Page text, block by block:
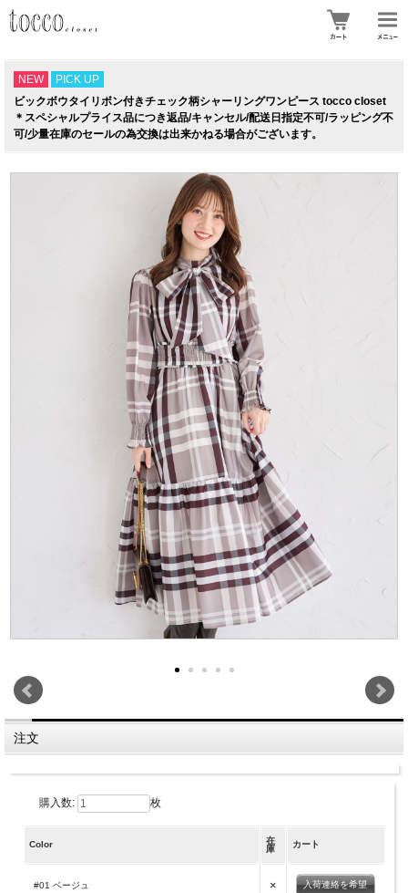
NEW
PICK UP
ビックボウタイリボン付きチェック柄シャーリングワンピース tocco closet
＊スペシャルプライス品につき返品/キャンセル/配送日指定不可/ラッピング不
可/少量在庫のセールの為交換は出来かねる場合がございます。
注文
購入数: 枚
Color
在
庫
カート
#01 ベージュ × 入荷連絡を希望